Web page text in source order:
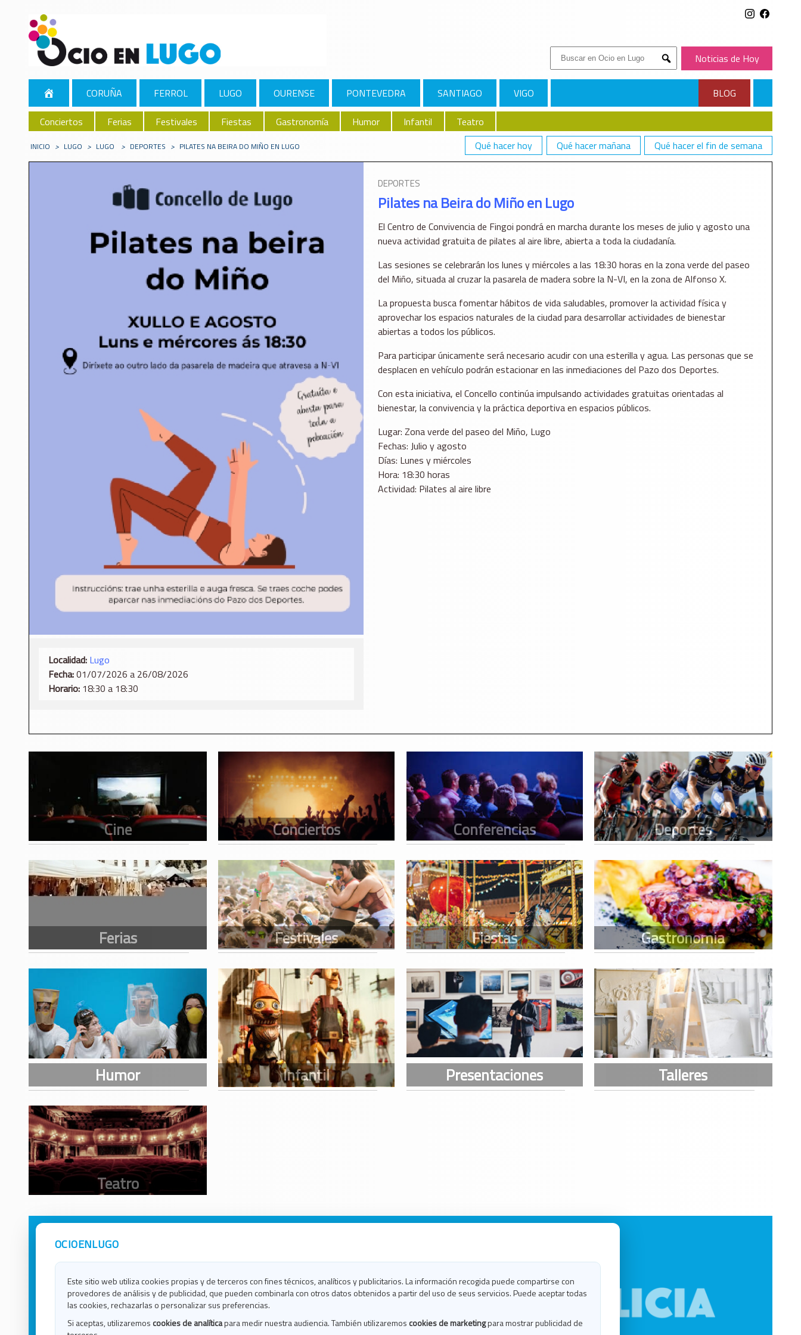
Buscar:
Submit
Noticias de Hoy
CORUÑA FERROL LUGO OURENSE PONTEVEDRA SANTIAGO VIGO
BLOG
Conciertos
Ferias Festivales Fiestas Gastronomía Humor Infantil
Teatro
Qué hacer hoy
Qué hacer mañana Qué hacer el fin de semana
INICIO > LUGO > LUGO > DEPORTES > PILATES NA BEIRA DO MIÑO EN LUGO
Localidad: Lugo
Fecha:01/07/2026 a 26/08/2026
Horario: 18:30 a 18:30
DEPORTES
Pilates na Beira do Miño en Lugo
El Centro de Convivencia de Fingoi pondrá en marcha durante los meses de julio y agosto una
nueva actividad gratuita de pilates al aire libre, abierta a toda la ciudadanía.
Las sesiones se celebrarán los lunes y miércoles a las 18:30 horas en la zona verde del paseo
del Miño, situada al cruzar la pasarela de madera sobre la N-VI, en la zona de Alfonso X.
La propuesta busca fomentar hábitos de vida saludables, promover la actividad física y
aprovechar los espacios naturales de la ciudad para desarrollar actividades de bienestar
abiertas a todos los públicos.
Para participar únicamente será necesario acudir con una esterilla y agua. Las personas que se
desplacen en vehículo podrán estacionar en las inmediaciones del Pazo dos Deportes.
Con esta iniciativa, el Concello continúa impulsando actividades gratuitas orientadas al
bienestar, la convivencia y la práctica deportiva en espacios públicos.
Lugar: Zona verde del paseo del Miño, Lugo
Fechas: Julio y agosto
Días: Lunes y miércoles
Hora: 18:30 horas
Actividad: Pilates al aire libre
OCIOENLUGO
Este sitio web utiliza cookies propias y de terceros con fines técnicos, analíticos y publicitarios. La información recogida puede compartirse con
provedores de análisis y de publicidad, que pueden combinarla con otros datos obtenidos a partir del uso de seus servicios. Puede aceptar todas
las cookies, rechazarlas o personalizar sus preferencias.
Si aceptas, utilizaremos cookies de analíticapara medir nuestra audiencia. También utilizaremos cookies de marketingpara mostrar publicidad de
Avisos Legales
Política de Cookies
Ocio en Lugo
Ocio en Ourense
Ocio en Santiago